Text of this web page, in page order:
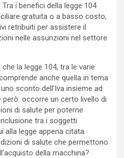
i benefici della legge 104
gratuita o a basso costo,
retribuiti per assistere il
nelle assunzioni nel settore
la legge 104, tra le varie
anche quella in tema
sconto dell’Iva insieme ad
occorre un certo livello di
di salute per poterne
tra i soggetti
alla legge appena citata.
di salute che permettono
della macchina?